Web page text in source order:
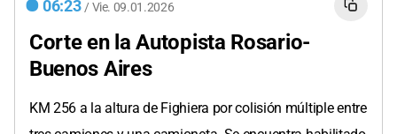
06:23 / Vie. 09.01.2026
Corte en la Autopista Rosario-
Buenos Aires
KM 256 a la altura de Fighiera por colisión múltiple entre